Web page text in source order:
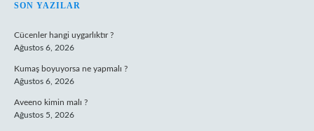
SIDEBAR
SON YAZILAR
Cücenler hangi uygarlıktır ?
Ağustos 6, 2026
Kumaş boyuyorsa ne yapmalı ?
Ağustos 6, 2026
Aveeno kimin malı ?
Ağustos 5, 2026